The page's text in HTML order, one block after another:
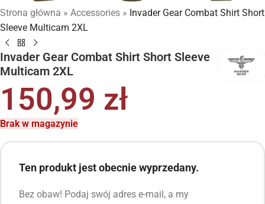
Strona główna » Accessories » Invader Gear Combat Shirt Short
Sleeve Multicam 2XL
Invader Gear Combat Shirt Short Sleeve
Multicam 2XL
150,99 zł
Brak w magazynie
Ten produkt jest obecnie wyprzedany.
Bez obaw! Podaj swój adres e-mail, a my